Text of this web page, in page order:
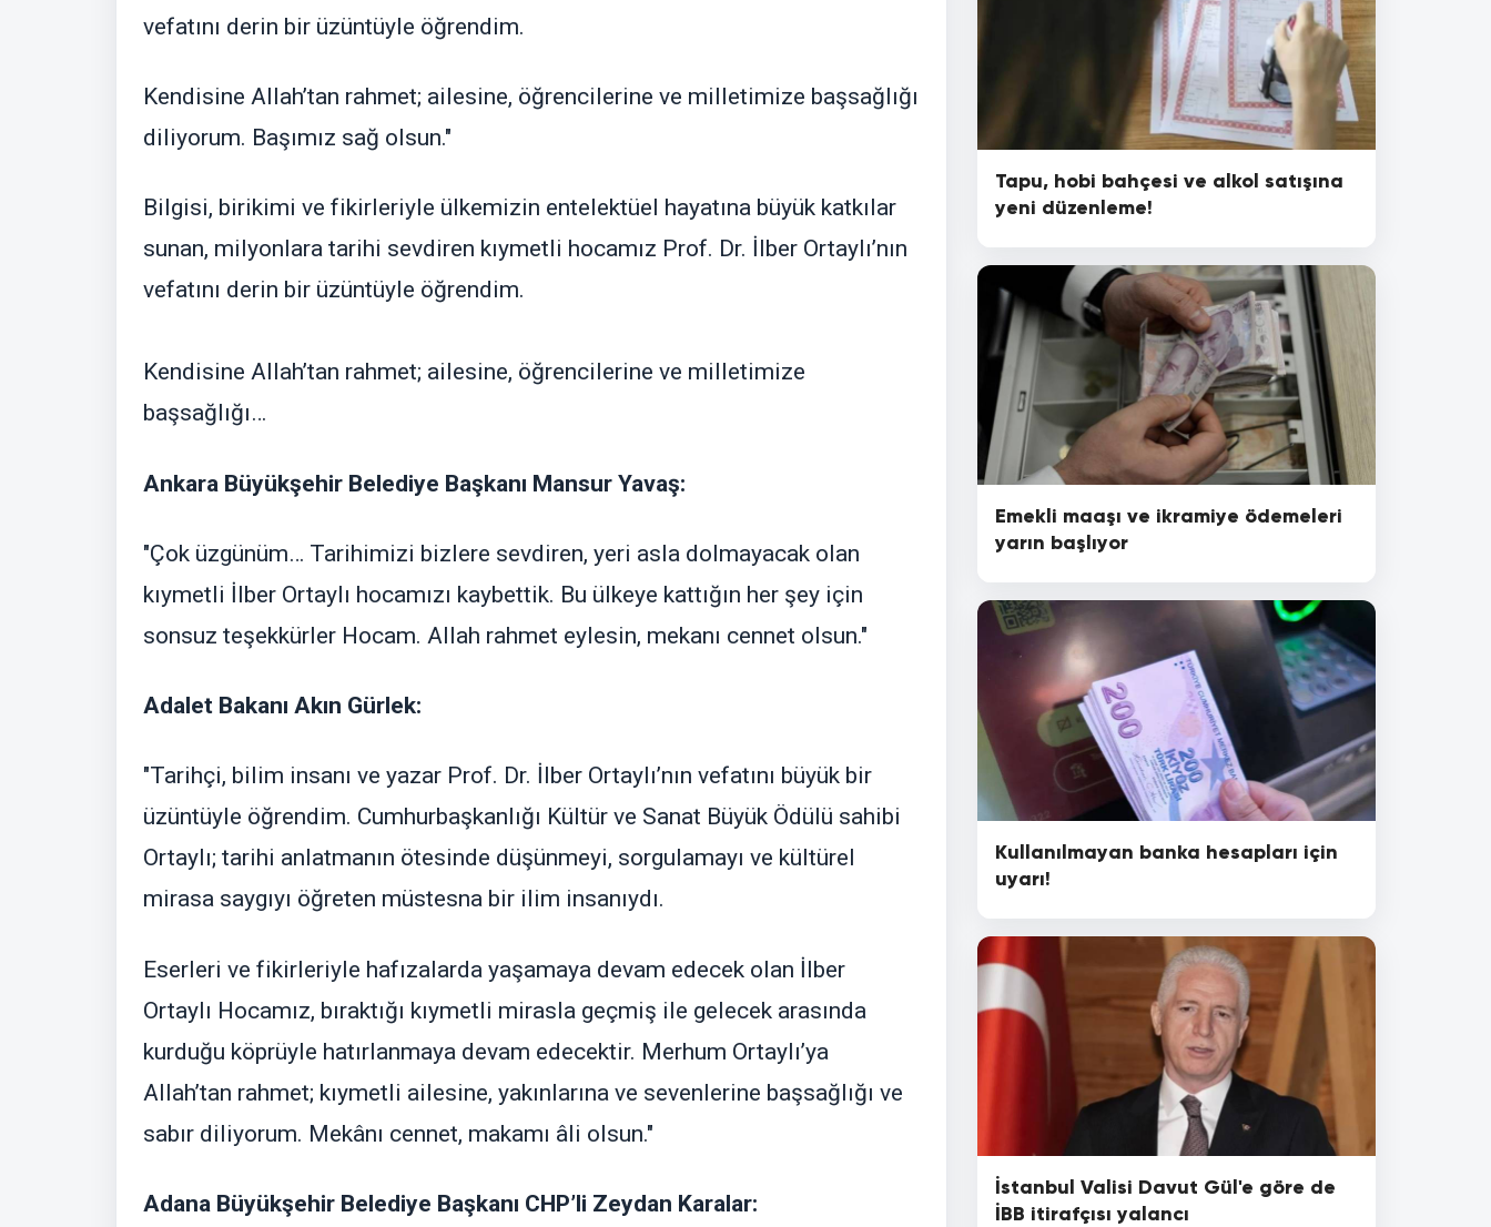
vefatını derin bir üzüntüyle öğrendim.
Kendisine Allah’tan rahmet; ailesine, öğrencilerine ve milletimize başsağlığı
diliyorum. Başımız sağ olsun."
Bilgisi, birikimi ve fikirleriyle ülkemizin entelektüel hayatına büyük katkılar
sunan, milyonlara tarihi sevdiren kıymetli hocamız Prof. Dr. İlber Ortaylı’nın
vefatını derin bir üzüntüyle öğrendim.
Kendisine Allah’tan rahmet; ailesine, öğrencilerine ve milletimize
başsağlığı…
Ankara Büyükşehir Belediye Başkanı Mansur Yavaş:
"Çok üzgünüm… Tarihimizi bizlere sevdiren, yeri asla dolmayacak olan
kıymetli İlber Ortaylı hocamızı kaybettik. Bu ülkeye kattığın her şey için
sonsuz teşekkürler Hocam. Allah rahmet eylesin, mekanı cennet olsun."
Adalet Bakanı Akın Gürlek:
"Tarihçi, bilim insanı ve yazar Prof. Dr. İlber Ortaylı’nın vefatını büyük bir
üzüntüyle öğrendim. Cumhurbaşkanlığı Kültür ve Sanat Büyük Ödülü sahibi
Ortaylı; tarihi anlatmanın ötesinde düşünmeyi, sorgulamayı ve kültürel
mirasa saygıyı öğreten müstesna bir ilim insanıydı.
Eserleri ve fikirleriyle hafızalarda yaşamaya devam edecek olan İlber
Ortaylı Hocamız, bıraktığı kıymetli mirasla geçmiş ile gelecek arasında
kurduğu köprüyle hatırlanmaya devam edecektir. Merhum Ortaylı’ya
Allah’tan rahmet; kıymetli ailesine, yakınlarına ve sevenlerine başsağlığı ve
sabır diliyorum. Mekânı cennet, makamı âli olsun."
Adana Büyükşehir Belediye Başkanı CHP’li Zeydan Karalar:
Tapu, hobi bahçesi ve alkol satışına
yeni düzenleme!
Emekli maaşı ve ikramiye ödemeleri
yarın başlıyor
Kullanılmayan banka hesapları için
uyarı!
İstanbul Valisi Davut Gül'e göre de
İBB itirafçısı yalancı